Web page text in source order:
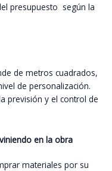
presupuesto según la
de metros cuadrados,
de personalización.
previsión y el control de
en la obra
materiales por su